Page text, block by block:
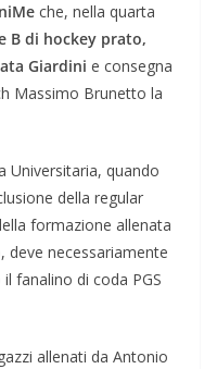
che, nella quarta
B di hockey prato,
Giardini e consegna
Massimo Brunetto la
Universitaria, quando
della regular
formazione allenata
deve necessariamente
fanalino di coda PGS
allenati da Antonio